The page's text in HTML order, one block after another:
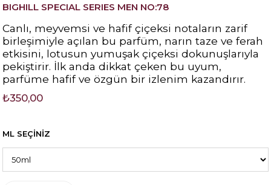
BIGHILL SPECIAL SERIES MEN NO:78
Canlı, meyvemsi ve hafif çiçeksi notaların zarif
birleşimiyle açılan bu parfüm, narın taze ve ferah
etkisini, lotusun yumuşak çiçeksi dokunuşlarıyla
pekiştirir. İlk anda dikkat çeken bu uyum,
parfüme hafif ve özgün bir izlenim kazandırır.
₺350,00
ML SEÇİNİZ